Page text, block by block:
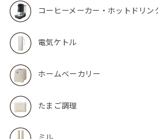
コーヒーメーカー・ホットドリン
電気ケトル
ホームベーカリー
たまご調理